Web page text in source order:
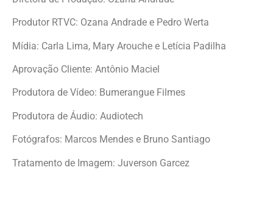
Produtor RTVC: Ozana Andrade e Pedro Werta
Mídia: Carla Lima, Mary Arouche e Letícia Padilha
Aprovação Cliente: Antônio Maciel
Produtora de Vídeo: Bumerangue Filmes
Produtora de Áudio: Audiotech
Fotógrafos: Marcos Mendes e Bruno Santiago
Tratamento de Imagem: Juverson Garcez